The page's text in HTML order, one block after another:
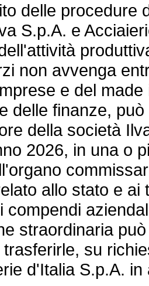
delle procedure
S.p.A. e
non avvenga
e del
delle finanze,
della società
2026, in una o
allo stato e
compendi
straordinaria
su
d'Italia S.p.A.